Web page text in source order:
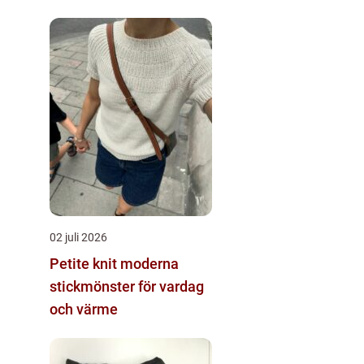
02 juli 2026
Petite knit moderna
stickmönster för vardag
och värme